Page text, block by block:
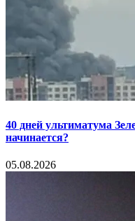
40 дней ультиматума
начинается?
05.08.2026